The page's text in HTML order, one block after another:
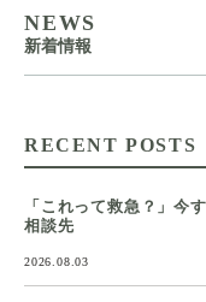
NEWS
新着情報
RECENT POSTS
「これって救急？」今
相談先
2026.08.03